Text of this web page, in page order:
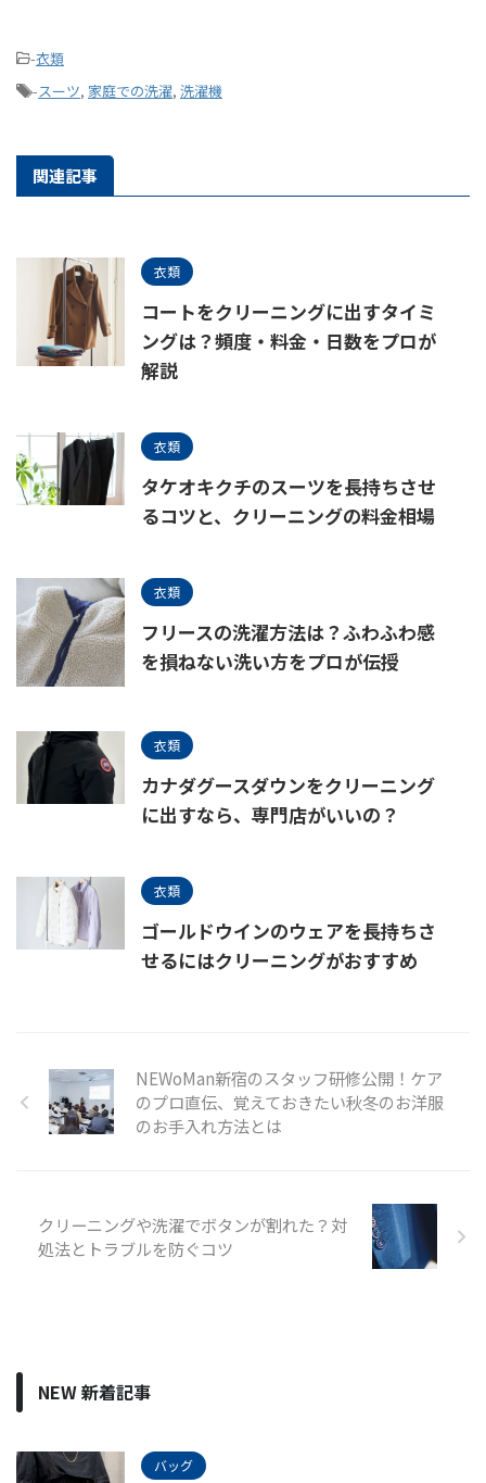
-衣類
-スーツ, 家庭での洗濯, 洗濯機
関連記事
衣類
コートをクリーニングに出すタイミ
ングは？頻度・料金・日数をプロが
解説
衣類
タケオキクチのスーツを長持ちさせ
るコツと、クリーニングの料金相場
衣類
フリースの洗濯方法は？ふわふわ感
を損ねない洗い方をプロが伝授
衣類
カナダグースダウンをクリーニング
に出すなら、専門店がいいの？
衣類
ゴールドウインのウェアを長持ちさ
せるにはクリーニングがおすすめ
NEWoMan新宿のスタッフ研修公開！ケア
のプロ直伝、覚えておきたい秋冬のお洋服
のお手入れ方法とは
クリーニングや洗濯でボタンが割れた？対
処法とトラブルを防ぐコツ
NEW 新着記事
バッグ